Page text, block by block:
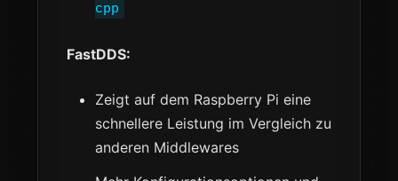
cpp
FastDDS:
Zeigt auf dem Raspberry Pi eine
schnellere Leistung im Vergleich zu
anderen Middlewares